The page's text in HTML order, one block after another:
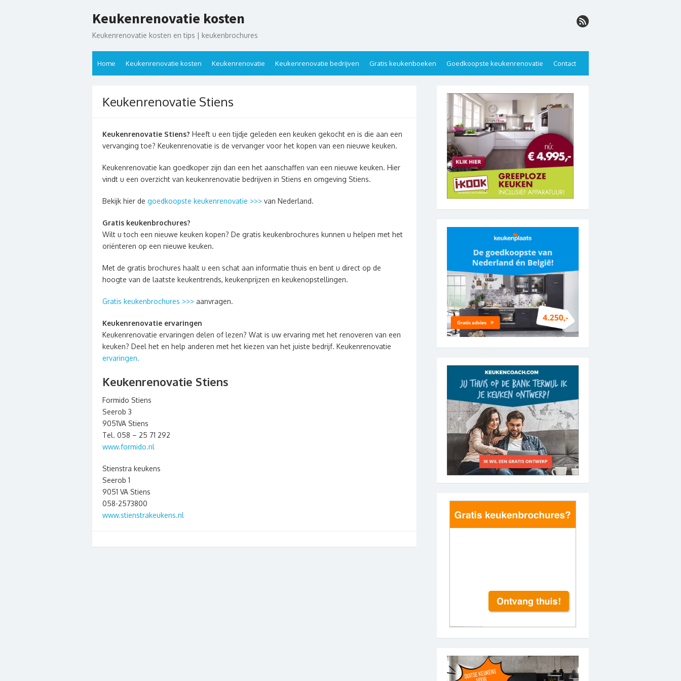
naar
inhoud
Keukenrenovatie kosten
Keukenrenovatie kosten en tips | keukenbrochures
Home Keukenrenovatie kosten Keukenrenovatie Keukenrenovatie bedrijven Gratis keukenboeken Goedkoopste keukenrenovatie Contact
Keukenrenovatie Stiens
Keukenrenovatie Stiens? Heeft u een tijdje geleden een keuken gekocht en is die aan een
vervanging toe? Keukenrenovatie is de vervanger voor het kopen van een nieuwe keuken.
Keukenrenovatie kan goedkoper zijn dan een het aanschaffen van een nieuwe keuken. Hier
vindt u een overzicht van keukenrenovatie bedrijven in Stiens en omgeving Stiens.
Bekijk hier de goedkoopste keukenrenovatie >>> van Nederland.
Gratis keukenbrochures?
Wilt u toch een nieuwe keuken kopen? De gratis keukenbrochures kunnen u helpen met het
oriënteren op een nieuwe keuken.
Met de gratis brochures haalt u een schat aan informatie thuis en bent u direct op de
hoogte van de laatste keukentrends, keukenprijzen en keukenopstellingen.
Gratis keukenbrochures >>> aanvragen.
Keukenrenovatie ervaringen
Keukenrenovatie ervaringen delen of lezen? Wat is uw ervaring met het renoveren van een
keuken? Deel het en help anderen met het kiezen van het juiste bedrijf. Keukenrenovatie
ervaringen.
Keukenrenovatie Stiens
Formido Stiens
Seerob 3
9051VA Stiens
Tel. 058 – 25 71 292
www.formido.nl
Stienstra keukens
Seerob 1
9051 VA Stiens
058-2573800
www.stienstrakeukens.nl